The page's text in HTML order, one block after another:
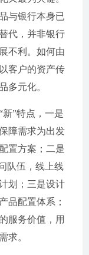
与银行本身已
代，并非银行
不利。如何由
客户的资产传
多元化。
”特点，一是
障需求为出发
置方案；二是
队伍，线上线
划；三是设计
品配置体系；
服务价值，用
求。